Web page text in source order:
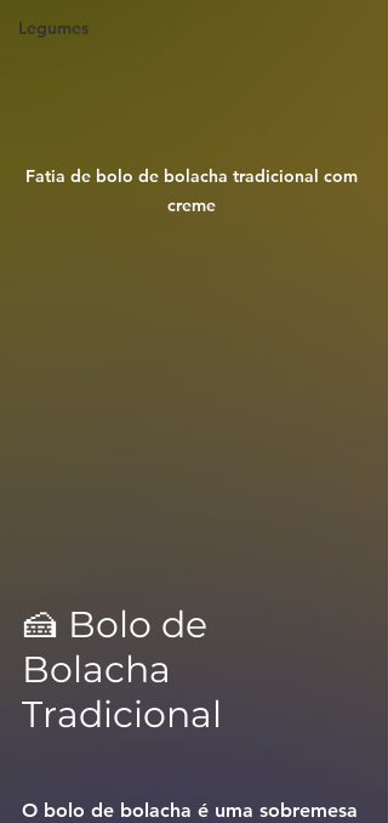
Legumes
Fatia de bolo de bolacha tradicional com
creme
🍰 Bolo de
Bolacha
Tradicional
O bolo de bolacha é uma sobremesa